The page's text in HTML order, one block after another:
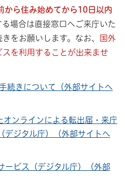
から住み始めてから10日以内
場合は直接窓口へご来庁いた
をお願いします。なお、
国外
を利用することが出来ませ
続きについて（外部サイトへ
オンラインによる転出届・来庁
デジタル庁）（外部サイトへ
ービス（デジタル庁）（外部